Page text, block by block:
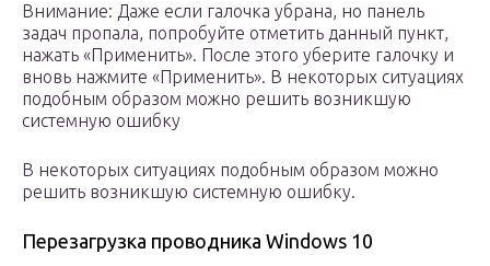
Внимание: Даже если галочка убрана, но панель
задач пропала, попробуйте отметить данный пункт,
нажать «Применить». После этого уберите галочку и
вновь нажмите «Применить». В некоторых ситуациях
подобным образом можно решить возникшую
системную ошибку
В некоторых ситуациях подобным образом можно
решить возникшую системную ошибку.
Перезагрузка проводника Windows 10